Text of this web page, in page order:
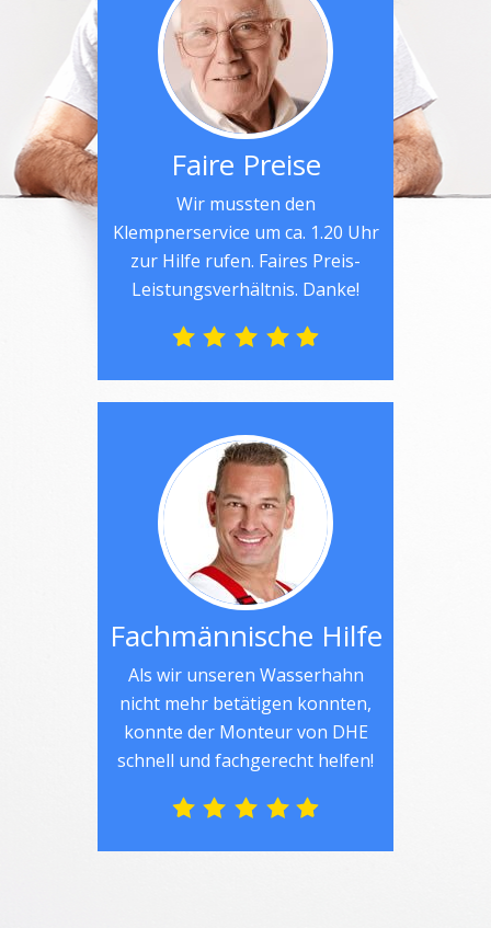
Faire Preise
Wir mussten den
Klempnerservice um ca. 1.20 Uhr
zur Hilfe rufen. Faires Preis-
Leistungsverhältnis. Danke!
Fachmännische Hilfe
Als wir unseren Wasserhahn
nicht mehr betätigen konnten,
konnte der Monteur von DHE
schnell und fachgerecht helfen!